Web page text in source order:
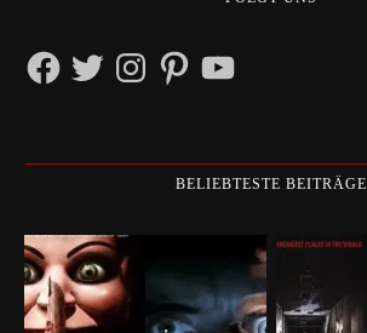
FacebookTwitterInstagramPinterestYouTube
BELIEBTESTE BEITRÄGE